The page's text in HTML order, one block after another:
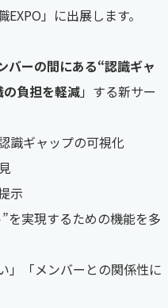
」に出展します。
バーの間にある“認識ギャ
の負担を軽減」する新サー
識ギャップの可視化
示
を実現するための機能を多
」「メンバーとの関係性に